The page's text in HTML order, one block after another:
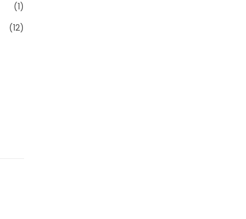
(1)
(12)